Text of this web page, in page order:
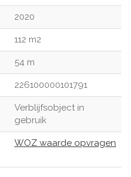
2020
112 m2
54 m
226100000101791
Verblijfsobject in
gebruik
WOZ waarde opvragen